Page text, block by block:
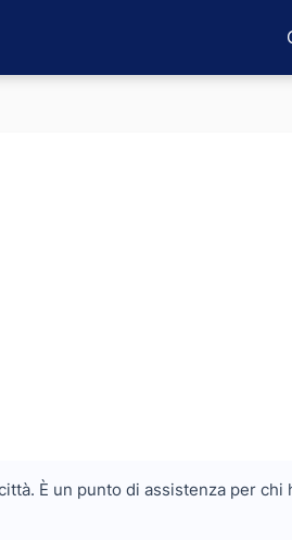
È un punto di assistenza per